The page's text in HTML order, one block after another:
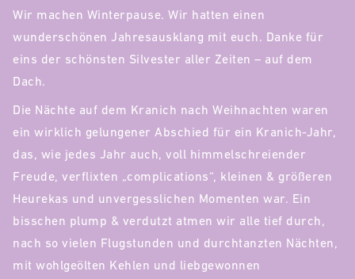
Wir machen Winterpause. Wir hatten einen
wunderschönen Jahresausklang mit euch. Danke für
eins der schönsten Silvester aller Zeiten – auf dem
Dach.
Die Nächte auf dem Kranich nach Weihnachten waren
ein wirklich gelungener Abschied für ein Kranich-Jahr,
das, wie jedes Jahr auch, voll himmelschreiender
Freude, verflixten „complications“, kleinen & größeren
Heurekas und unvergesslichen Momenten war. Ein
bisschen plump & verdutzt atmen wir alle tief durch,
nach so vielen Flugstunden und durchtanzten Nächten,
mit wohlgeölten Kehlen und liebgewonnen